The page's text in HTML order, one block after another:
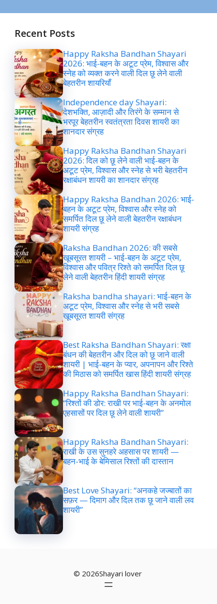
Recent Posts
Happy Raksha Bandhan Shayari
2026: भाई-बहन के अटूट प्रेम, विश्वास और
स्नेह को व्यक्त करने वाली दिल छू लेने वाली
बेहतरीन शायरियाँ
Independence day Shayari:
देशभक्ति, आज़ादी और तिरंगे के सम्मान से
भरपूर बेहतरीन स्वतंत्रता दिवस शायरी का
शानदार संग्रह
Happy Raksha Bandhan Shayari
2026: दिल को छू लेने वाली भाई-बहन के
अटूट प्रेम, विश्वास और स्नेह से भरी बेहतरीन
रक्षाबंधन शायरी का शानदार संग्रह
Happy Raksha Bandhan 2026: भाई-
बहन के अटूट प्रेम, विश्वास और स्नेह को
समर्पित दिल छू लेने वाली बेहतरीन रक्षाबंधन
शायरी संग्रह
Raksha Bandhan 2026: की सबसे
खूबसूरत शायरी – भाई-बहन के अटूट प्रेम,
विश्वास और पवित्र रिश्ते को समर्पित दिल छू
लेने वाली बेहतरीन हिंदी शायरी संग्रह
Raksha bandha shayari: भाई-बहन के
अटूट प्रेम, विश्वास और स्नेह से भरी सबसे
खूबसूरत शायरी संग्रह
Best Raksha Bandhan Shayari: रक्षा
बंधन की बेहतरीन और दिल को छू जाने वाली
शायरी | भाई-बहन के प्यार, अपनापन और रिश्ते
की मिठास को समर्पित खास हिंदी शायरी संग्रह
Happy Raksha Bandhan Shayari:
“रिश्तों की डोर: राखी पर भाई-बहन के अनमोल
एहसासों पर दिल छू लेने वाली शायरी”
Happy Raksha Bandhan Shayari:
राखी के उस सुनहरे अहसास पर शायरी —
बहन-भाई के बेमिसाल रिश्तों की दास्तान
Best Love Shayari: “अनकहे जज्बातों का
सफ़र — दिमाग और दिल तक छू जाने वाली लव
शायरी”
© 2026Shayari lover